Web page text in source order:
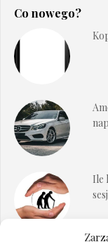
Co nowego?
Ile